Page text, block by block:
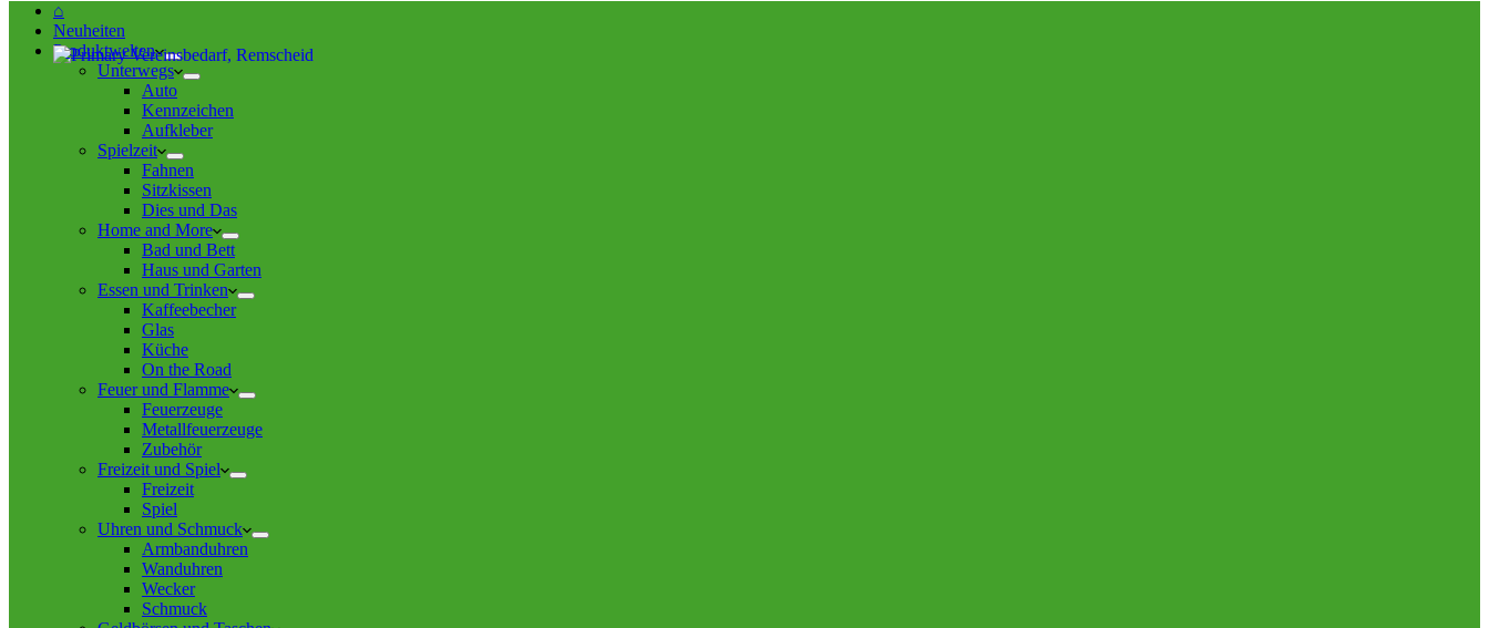
⌂
Neuheiten
Produktwelten
Unterwegs
Auto
Kennzeichen
Aufkleber
Spielzeit
Fahnen
Sitzkissen
Dies und Das
Home and More
Bad und Bett
Haus und Garten
Essen und Trinken
Kaffeebecher
Glas
Küche
On the Road
Feuer und Flamme
Feuerzeuge
Metallfeuerzeuge
Zubehör
Freizeit und Spiel
Freizeit
Spiel
Uhren und Schmuck
Armbanduhren
Wanduhren
Wecker
Schmuck